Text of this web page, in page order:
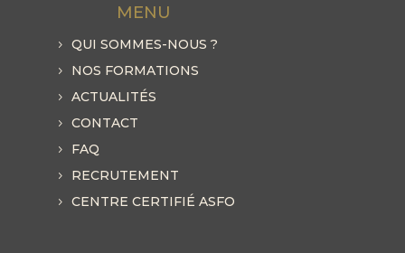
MENU
QUI SOMMES-NOUS ?
NOS FORMATIONS
ACTUALITÉS
CONTACT
FAQ
RECRUTEMENT
CENTRE CERTIFIÉ ASFO